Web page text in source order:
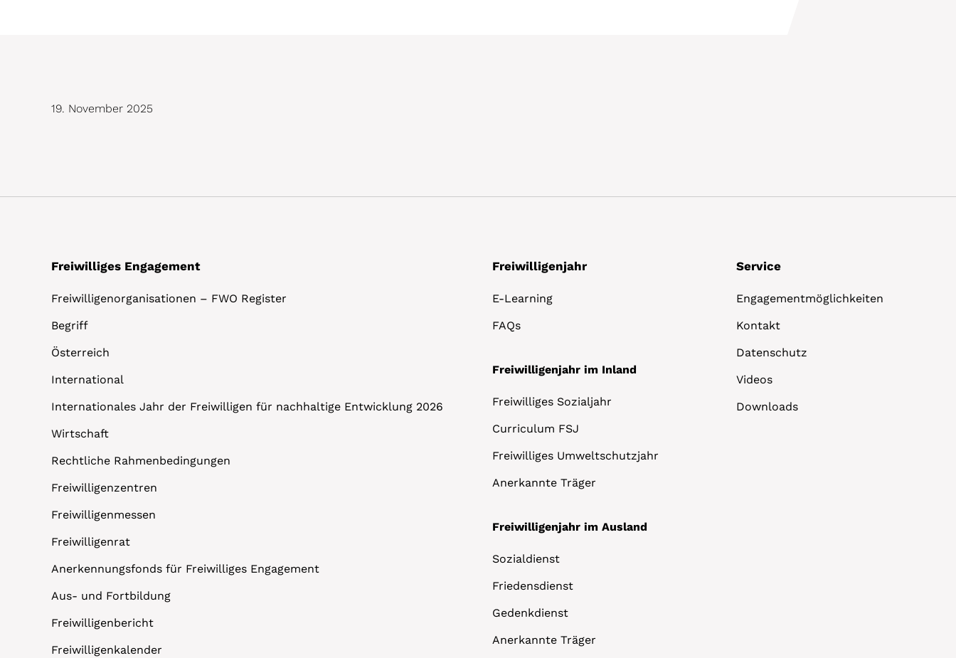
19. November 2025
Freiwilliges Engagement
Freiwilligenorganisationen – FWO Register
Begriff
Österreich
International
Internationales Jahr der Freiwilligen für nachhaltige Entwicklung 2026
Wirtschaft
Rechtliche Rahmenbedingungen
Freiwilligenzentren
Freiwilligenmessen
Freiwilligenrat
Anerkennungsfonds für Freiwilliges Engagement
Aus- und Fortbildung
Freiwilligenbericht
Freiwilligenkalender
Freiwilligenjahr
E-Learning
FAQs
Freiwilligenjahr im Inland
Freiwilliges Sozialjahr
Curriculum FSJ
Freiwilliges Umweltschutzjahr
Anerkannte Träger
Freiwilligenjahr im Ausland
Sozialdienst
Friedensdienst
Gedenkdienst
Anerkannte Träger
Service
Engagementmöglichkeiten
Kontakt
Datenschutz
Videos
Downloads